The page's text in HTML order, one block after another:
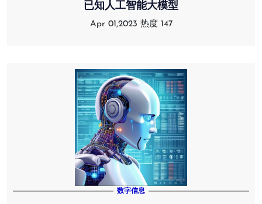
已知人工智能大模型
Apr 01,2023 热度 147
数字信息